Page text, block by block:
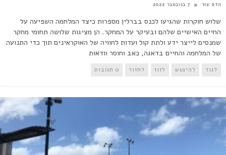
הדס צור 7 בנובמבר 2022
שלוש חוקרות שהגיעו לכנס בברלין מספרות כיצד המלחמה השפיעה על
החיים האישיים שלהם ובעיקר על המחקר. הן מציגות שלושה תחומי מחקר
שמנסים לייצר ידע ולתת קול ועדות לחוויה של האוקראינים תוך כדי התנועה
של המלחמה והחיים בדאגה, כאב וחוסר וודאות
לגור להיפגש לזוז לחזור 0 תגובות